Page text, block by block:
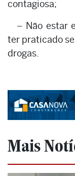
contagiosa;
– Não estar
ter praticado
drogas.
Mais